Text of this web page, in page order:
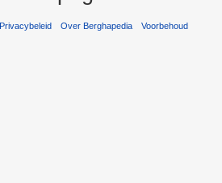
Privacybeleid Over Berghapedia Voorbehoud